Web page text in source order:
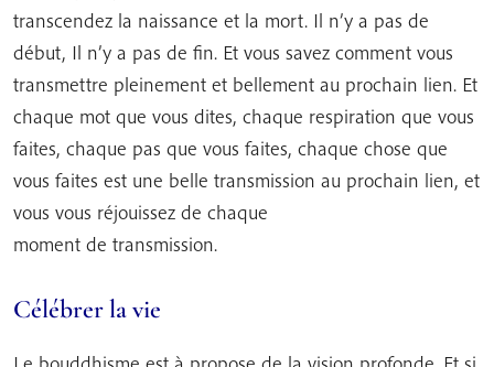
transcendez la naissance et la mort. Il n’y a pas de
début, Il n’y a pas de fin. Et vous savez comment vous
transmettre pleinement et bellement au prochain lien. Et
chaque mot que vous dites, chaque respiration que vous
faites, chaque pas que vous faites, chaque chose que
vous faites est une belle transmission au prochain lien, et
vous vous réjouissez de chaque
moment de transmission.
Célébrer la vie